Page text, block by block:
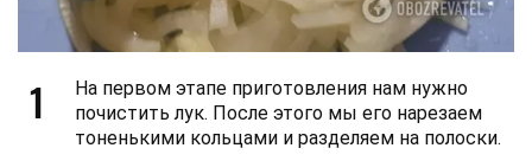
1
На первом этапе приготовления нам нужно
почистить лук. После этого мы его нарезаем
тоненькими кольцами и разделяем на полоски.